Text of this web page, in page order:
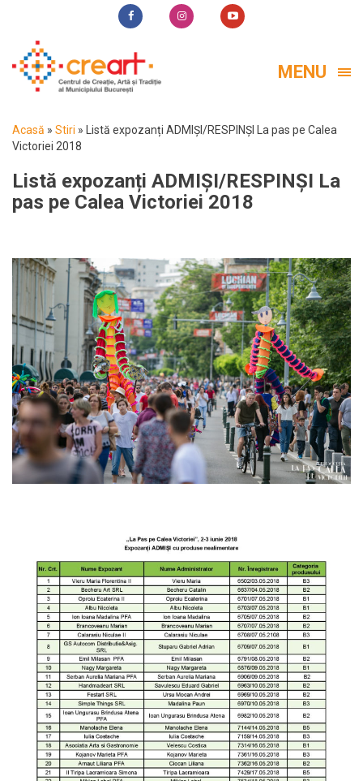
MENU
Acasă » Stiri »
Listă expozanți ADMIȘI/RESPINȘI La pas pe Calea
Victoriei 2018
Listă expozanți ADMIȘI/RESPINȘI La
pas pe Calea Victoriei 2018